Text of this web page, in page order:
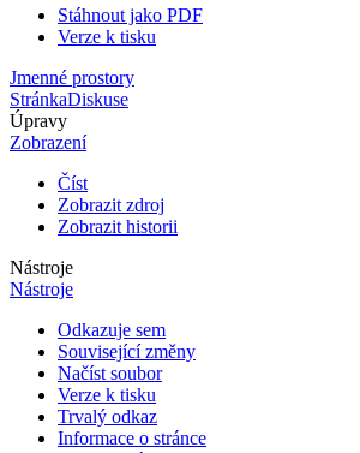
Stáhnout jako PDF
Verze k tisku
Jmenné prostory
StránkaDiskuse
Úpravy
Zobrazení
Číst
Zobrazit zdroj
Zobrazit historii
Nástroje
Nástroje
Odkazuje sem
Související změny
Načíst soubor
Verze k tisku
Trvalý odkaz
Informace o stránce